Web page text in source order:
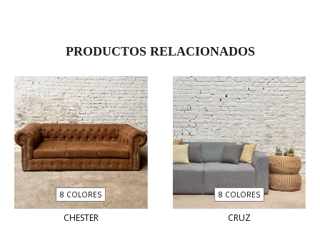
PRODUCTOS RELACIONADOS
8 COLORES
CHESTER
8 COLORES
CRUZ